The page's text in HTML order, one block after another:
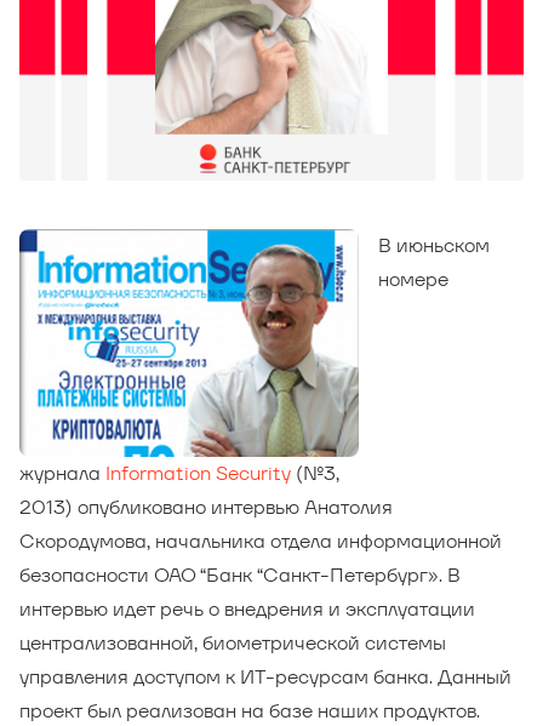
В июньском
номере
журнала Information Security (№3,
2013) опубликовано интервью Анатолия
Скородумова, начальника отдела информационной
безопасности ОАО “Банк “Санкт-Петербург». В
интервью идет речь о внедрения и эксплуатации
централизованной, биометрической системы
управления доступом к ИТ-ресурсам банка. Данный
проект был реализован на базе наших продуктов.